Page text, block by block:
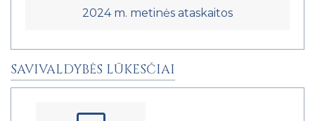
2024 m. metinės ataskaitos
SAVIVALDYBĖS LŪKESČIAI